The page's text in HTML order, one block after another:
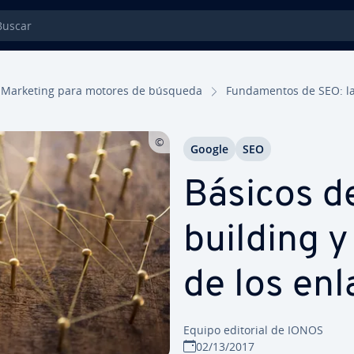
Marketing para motores de búsqueda Fu­n­da­me­n­tos de SEO:
Básicos
bui­l­di­ng
de los
Equipo editorial de IONOS
02/13/2017
Google SEO